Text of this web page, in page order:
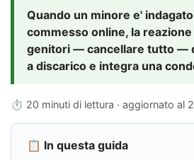
Quando un minore e'
commesso online, la
genitori — cancellare tutto —
a discarico e integra una
⏱ 20 minuti di lettura · aggiornato al
📋 In questa guida